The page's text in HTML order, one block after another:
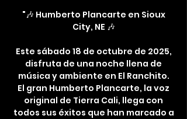
"🎶 Humberto Plancarte en Sioux
City, NE 🎶
Este sábado 18 de octubre de 2025,
disfruta de una noche llena de
música y ambiente en El Ranchito.
El gran Humberto Plancarte, la voz
original de Tierra Cali, llega con
todos sus éxitos que han marcado a